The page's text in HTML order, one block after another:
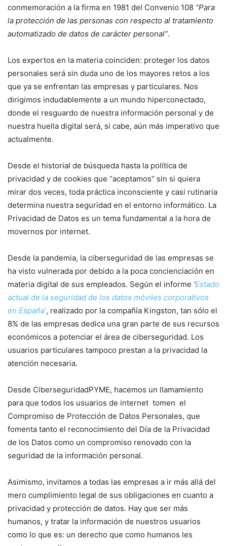
conmemoración a la firma en 1981 del Convenio 108 “Para
la protección de las personas con respecto al tratamiento
automatizado de datos de carácter personal”.
Los expertos en la materia coinciden: proteger los datos
personales será sin duda uno de los mayores retos a los
que ya se enfrentan las empresas y particulares. Nos
dirigimos indudablemente a un mundo hiperconectado,
donde el resguardo de nuestra información personal y de
nuestra huella digital será, si cabe, aún más imperativo que
actualmente.
Desde el historial de búsqueda hasta la política de
privacidad y de cookies que “aceptamos” sin si quiera
mirar dos veces, toda práctica inconsciente y casi rutinaria
determina nuestra seguridad en el entorno informático. La
Privacidad de Datos es un tema fundamental a la hora de
movernos por internet.
Desde la pandemia, la ciberseguridad de las empresas se
ha visto vulnerada por debido a la poca concienciación en
materia digital de sus empleados. Según el informe ‘Estado
actual de la seguridad de los datos móviles corporativos
en España’, realizado por la compañía Kingston, tan sólo el
8% de las empresas dedica una gran parte de sus recursos
económicos a potenciar el área de ciberseguridad. Los
usuarios particulares tampoco prestan a la privacidad la
atención necesaria.
Desde CiberseguridadPYME, hacemos un llamamiento
para que todos los usuarios de internet tomen el
Compromiso de Protección de Datos Personales, que
fomenta tanto el reconocimiento del Día de la Privacidad
de los Datos como un compromiso renovado con la
seguridad de la información personal.
Asimismo, invitamos a todas las empresas a ir más allá del
mero cumplimiento legal de sus obligaciones en cuanto a
privacidad y protección de datos. Hay que ser más
humanos, y tratar la información de nuestros usuarios
como lo que es: un derecho que como humanos les